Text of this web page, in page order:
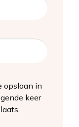
opslaan in
keer